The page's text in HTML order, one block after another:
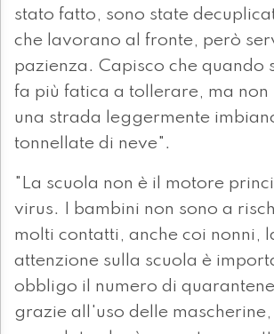
stato fatto, sono state
che lavorano al fronte, però
pazienza. Capisco che quando
fa più fatica a tollerare, ma
una strada leggermente
tonnellate di neve".
"La scuola non è il motore
virus. I bambini non sono a
molti contatti, anche coi nonni,
attenzione sulla scuola è
obbligo il numero di quarantene
grazie all'uso delle